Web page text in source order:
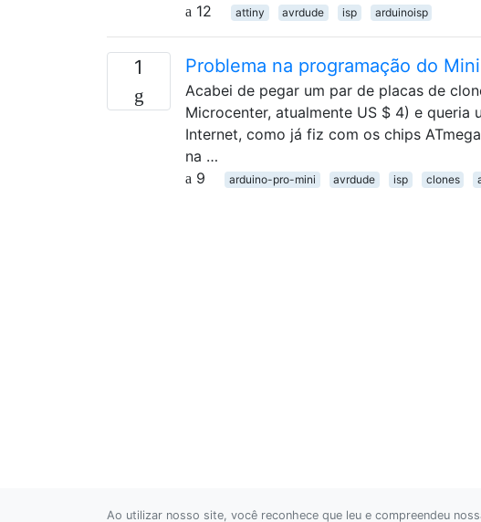
12
attiny avrdude isp arduinoisp
1 Problema na programação do
Acabei de pegar um par de placas de
Microcenter, atualmente US $ 4) e
Internet, como já fiz com os chips
na …
9
arduino-pro-mini avrdude isp clones
Ao utilizar nosso site, você reconhece que leu e compreendeu